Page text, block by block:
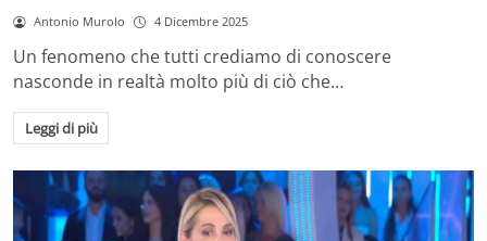
Antonio Murolo 4 Dicembre 2025
Un fenomeno che tutti crediamo di conoscere
nasconde in realtà molto più di ciò che…
Leggi di più